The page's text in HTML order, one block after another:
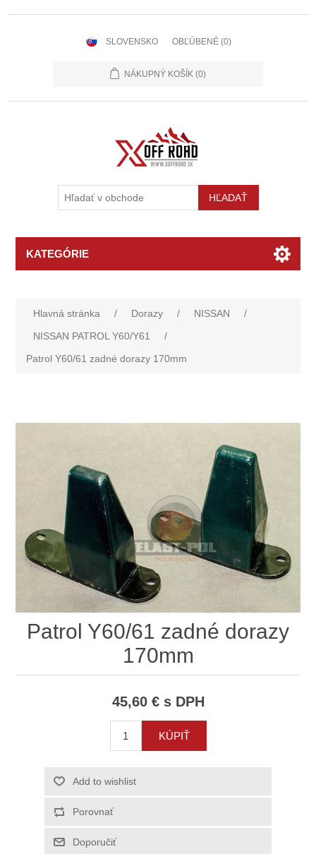
SLOVENSKO OBĽÚBENÉ (0)
NÁKUPNÝ KOŠÍK (0)
KATEGÓRIE
Hlavná stránka / Dorazy / NISSAN
/
NISSAN PATROL Y60/Y61
/
Patrol Y60/61 zadné dorazy 170mm
Patrol Y60/61 zadné dorazy
170mm
45,60 € s DPH